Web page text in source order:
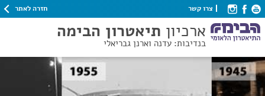
צרו קשר חזרה לאתר
ארכיון תיאטרון הבימה
בנדיבות: עדנה וארנן גבריאלי